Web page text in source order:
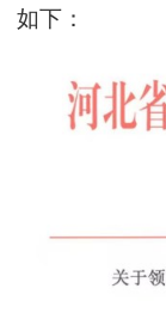
如下：